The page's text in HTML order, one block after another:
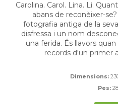
Carolina. Carol. Lina. Li.
abans de reconèixer-
fotografia antiga de la
disfressa i un nom
una ferida. És llavors
records d'un primer
Dimensions:
Pes: